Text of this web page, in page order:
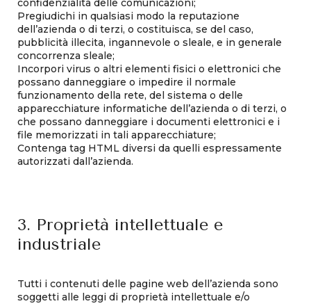
confidenzialità delle comunicazioni;
Pregiudichi in qualsiasi modo la reputazione
dell’azienda o di terzi, o costituisca, se del caso,
pubblicità illecita, ingannevole o sleale, e in generale
concorrenza sleale;
Incorpori virus o altri elementi fisici o elettronici che
possano danneggiare o impedire il normale
funzionamento della rete, del sistema o delle
apparecchiature informatiche dell’azienda o di terzi, o
che possano danneggiare i documenti elettronici e i
file memorizzati in tali apparecchiature;
Contenga tag HTML diversi da quelli espressamente
autorizzati dall’azienda.
3. Proprietà intellettuale e
industriale
Tutti i contenuti delle pagine web dell’azienda sono
soggetti alle leggi di proprietà intellettuale e/o